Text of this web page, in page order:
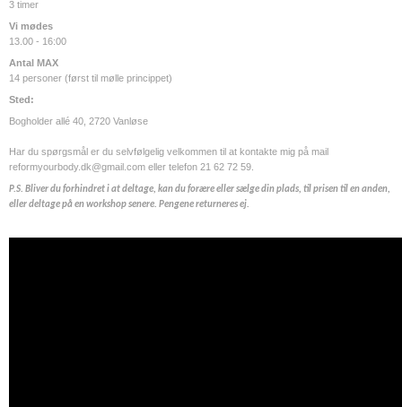
3 timer
Vi mødes
13.00 - 16:00
Antal MAX
14 personer (først til mølle princippet)
Sted:
Bogholder allé 40, 2720 Vanløse
Har du spørgsmål er du selvfølgelig velkommen til at kontakte mig på mail
reformyourbody.dk@gmail.com eller telefon 21 62 72 59.
P.S. Bliver du forhindret i at deltage, kan du forære eller sælge din plads, til prisen til en anden,
eller deltage på en workshop senere. Pengene returneres ej.